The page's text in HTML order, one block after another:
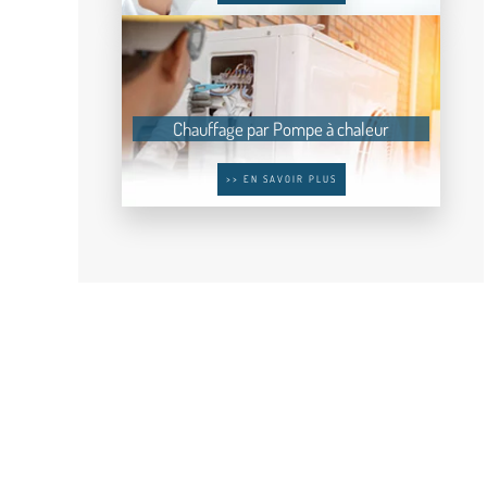
Chauffage par Pompe à chaleur
>> EN SAVOIR PLUS